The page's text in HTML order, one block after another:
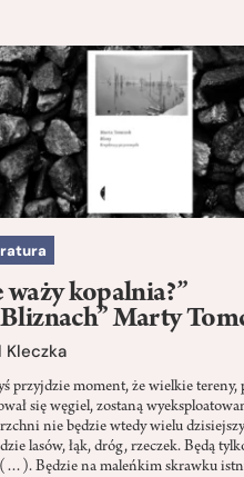
waży kopalnia?”
Marty
Kleczka
przyjdzie moment, że wielkie
się węgiel, zostaną
nie będzie wtedy wielu
lasów, łąk, dróg, rzeczek. Będą
(…). Będzie na maleńkim skrawku